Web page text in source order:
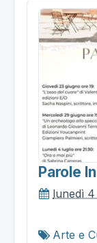
Parole
lunedì
Arte e